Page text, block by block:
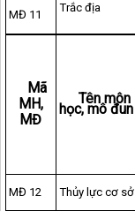
MĐ 11
Trắc địa
Mã
MH,
MĐ
Tên môn
học, mô đun
MĐ 12 Thủy lực cơ sở